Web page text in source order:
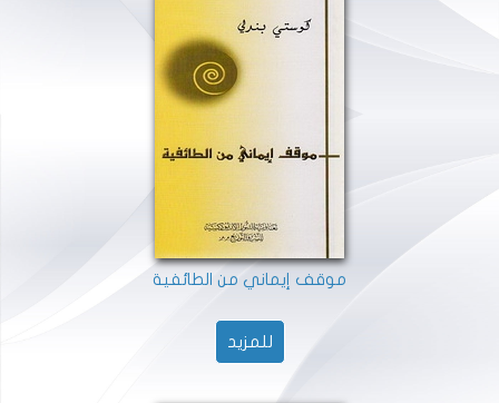
موقف إيماني من الطائفية
للمزيد